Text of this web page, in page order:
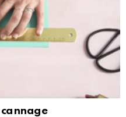
cannage